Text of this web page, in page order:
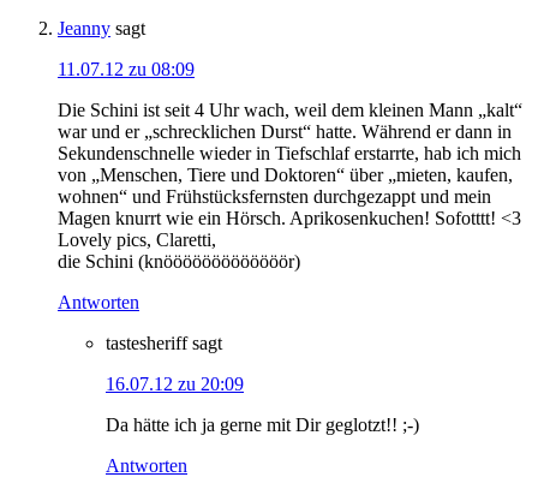
Jeanny sagt
11.07.12 zu 08:09
Die Schini ist seit 4 Uhr wach, weil dem kleinen Mann „kalt“
war und er „schrecklichen Durst“ hatte. Während er dann in
Sekundenschnelle wieder in Tiefschlaf erstarrte, hab ich mich
von „Menschen, Tiere und Doktoren“ über „mieten, kaufen,
wohnen“ und Frühstücksfernsten durchgezappt und mein
Magen knurrt wie ein Hörsch. Aprikosenkuchen! Sofotttt! <3
Lovely pics, Claretti,
die Schini (knööööööööööööör)
Antworten
tastesheriff sagt
16.07.12 zu 20:09
Da hätte ich ja gerne mit Dir geglotzt!! ;-)
Antworten